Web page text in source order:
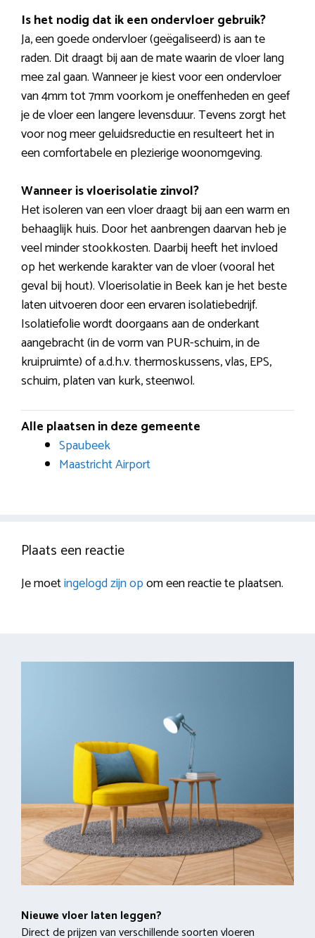
Is het nodig dat ik een ondervloer gebruik?
Ja, een goede ondervloer (geëgaliseerd) is aan te
raden. Dit draagt bij aan de mate waarin de vloer lang
mee zal gaan. Wanneer je kiest voor een ondervloer
van 4mm tot 7mm voorkom je oneffenheden en geef
je de vloer een langere levensduur. Tevens zorgt het
voor nog meer geluidsreductie en resulteert het in
een comfortabele en plezierige woonomgeving.
Wanneer is vloerisolatie zinvol?
Het isoleren van een vloer draagt bij aan een warm en
behaaglijk huis. Door het aanbrengen daarvan heb je
veel minder stookkosten. Daarbij heeft het invloed
op het werkende karakter van de vloer (vooral het
geval bij hout). Vloerisolatie in Beek kan je het beste
laten uitvoeren door een ervaren isolatiebedrijf.
Isolatiefolie wordt doorgaans aan de onderkant
aangebracht (in de vorm van PUR-schuim, in de
kruipruimte) of a.d.h.v. thermoskussens, vlas, EPS,
schuim, platen van kurk, steenwol.
Alle plaatsen in deze gemeente
Spaubeek
Maastricht Airport
Plaats een reactie
Je moetingelogd zijn opom een reactie te plaatsen.
Nieuwe vloer laten leggen?
Direct de prijzen van verschillende soorten vloeren